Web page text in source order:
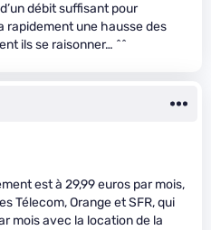
débit suffisant pour
une hausse des
ils se raisonner… ^^
est à 29,99 euros par mois,
Télecom, Orange et SFR, qui
mois avec la location de la